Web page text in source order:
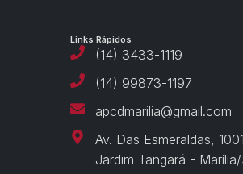
Links Rápidos
(14) 3433-1119
(14) 99873-1197
apcdmarilia@gmail.com
Av. Das Esmeraldas, 1001
Jardim Tangará -